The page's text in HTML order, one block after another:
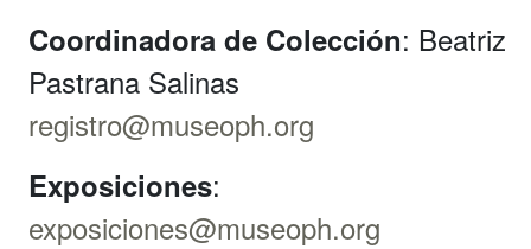
Coordinadora de Colección: Beatriz
Pastrana Salinas
registro@museoph.org
Exposiciones:
exposiciones@museoph.org